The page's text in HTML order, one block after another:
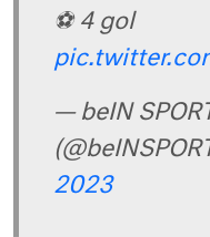
⚽ 4 gol
— beIN
2023